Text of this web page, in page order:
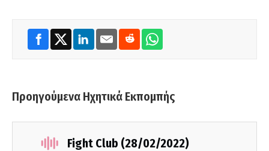
Προηγούμενα Ηχητικά Εκπομπής
Fight Club (28/02/2022)